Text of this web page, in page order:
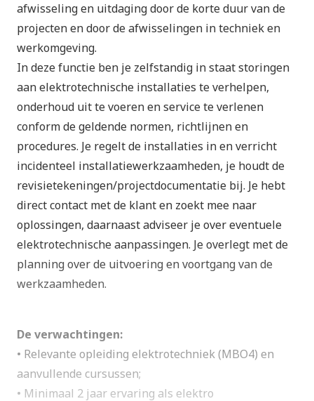
afwisseling en uitdaging door de korte duur van de
projecten en door de afwisselingen in techniek en
werkomgeving.
In deze functie ben je zelfstandig in staat storingen
aan elektrotechnische installaties te verhelpen,
onderhoud uit te voeren en service te verlenen
conform de geldende normen, richtlijnen en
procedures. Je regelt de installaties in en verricht
incidenteel installatiewerkzaamheden, je houdt de
revisietekeningen/projectdocumentatie bij. Je hebt
direct contact met de klant en zoekt mee naar
oplossingen, daarnaast adviseer je over eventuele
elektrotechnische aanpassingen. Je overlegt met de
planning over de uitvoering en voortgang van de
werkzaamheden.
De verwachtingen:
• Relevante opleiding elektrotechniek (MBO4) en
aanvullende cursussen;
• Minimaal 2 jaar ervaring als elektro